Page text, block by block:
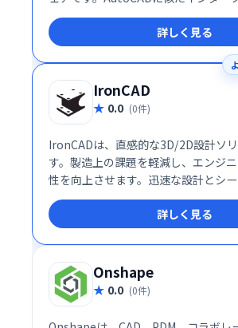
ドで、直感的な操作を実現。習得が
入と高い投資対効果が期待できます。
化を支援します。
詳しく見る
IronCAD
0.0 (0件)
IronCADは、直感的な3D/2D設計ソ
す。製造上の課題を軽減し、エンジ
性を向上させます。迅速な設計とシ
レーションを実現し、企業全体の効
す。高度な機能と使いやすさを両立し
の迅速化と品質向上に貢献します。
詳しく見る
Onshape
0.0 (0件)